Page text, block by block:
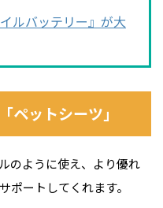
ルバッテリー』が大
ペットシーツ」
のように使え、より優れ
ポートしてくれます。